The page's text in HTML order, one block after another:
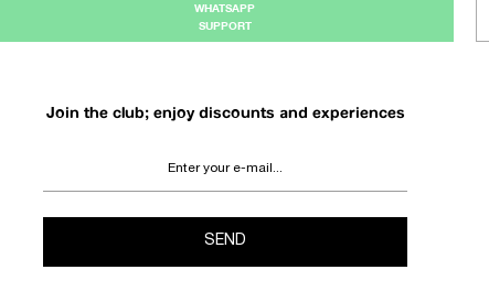
WHATSAPP
SUPPORT
Join the club; enjoy discounts and experiences
SEND